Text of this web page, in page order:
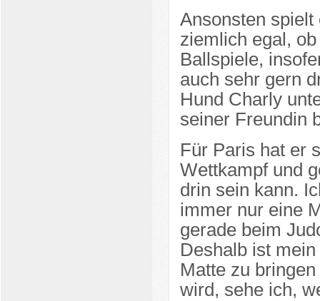
Ansonsten spielt
ziemlich egal,
Ballspiele,
auch sehr gern
Hund Charly
seiner Freundin
Für Paris hat er
Wettkampf und
drin sein kann.
immer nur eine
gerade beim
Deshalb ist
Matte zu
wird, sehe ich,